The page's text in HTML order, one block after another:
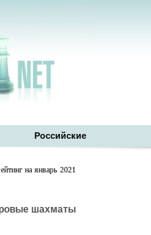
Российские
на январь 2021
шахматы